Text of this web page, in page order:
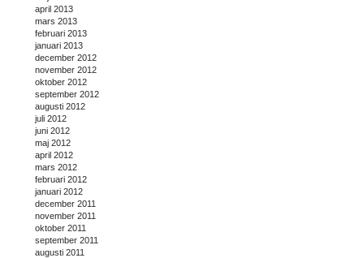
april 2013
mars 2013
februari 2013
januari 2013
december 2012
november 2012
oktober 2012
september 2012
augusti 2012
juli 2012
juni 2012
maj 2012
april 2012
mars 2012
februari 2012
januari 2012
december 2011
november 2011
oktober 2011
september 2011
augusti 2011